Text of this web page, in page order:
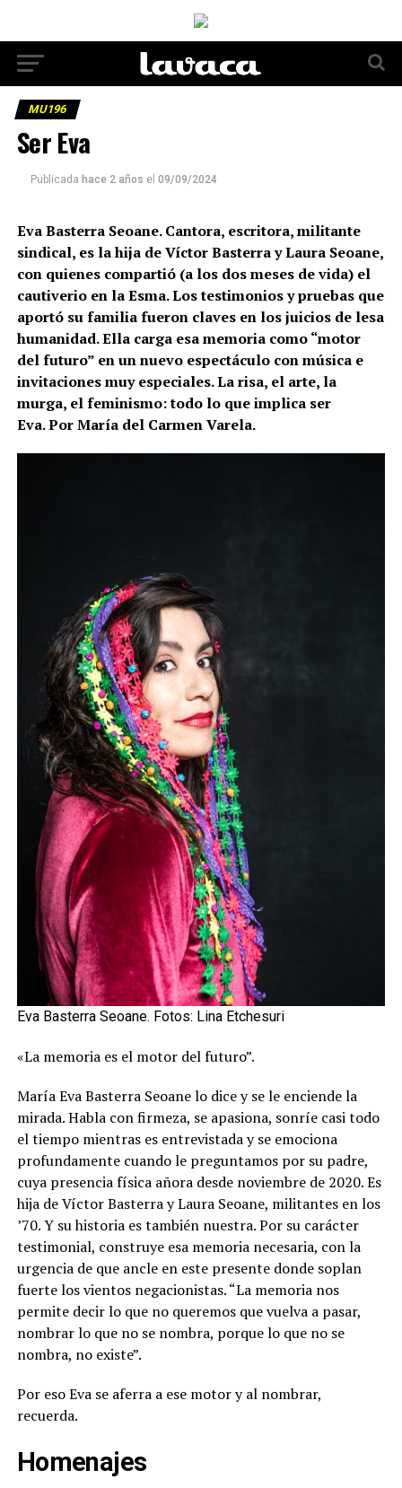
MU196
Ser Eva
Publicada hace 2 años el 09/09/2024
Eva Basterra Seoane. Cantora, escritora, militante
sindical, es la hija de Víctor Basterra y Laura Seoane,
con quienes compartió (a los dos meses de vida) el
cautiverio en la Esma. Los testimonios y pruebas que
aportó su familia fueron claves en los juicios de lesa
humanidad. Ella carga esa memoria como “motor
del futuro” en un nuevo espectáculo con música e
invitaciones muy especiales. La risa, el arte, la
murga, el feminismo: todo lo que implica ser
Eva. Por María del Carmen Varela.
Eva Basterra Seoane. Fotos: Lina Etchesuri
«La memoria es el motor del futuro”.
María Eva Basterra Seoane lo dice y se le enciende la
mirada. Habla con firmeza, se apasiona, sonríe casi todo
el tiempo mientras es entrevistada y se emociona
profundamente cuando le preguntamos por su padre,
cuya presencia física añora desde noviembre de 2020. Es
hija de Víctor Basterra y Laura Seoane, militantes en los
’70. Y su historia es también nuestra. Por su carácter
testimonial, construye esa memoria necesaria, con la
urgencia de que ancle en este presente donde soplan
fuerte los vientos negacionistas. “La memoria nos
permite decir lo que no queremos que vuelva a pasar,
nombrar lo que no se nombra, porque lo que no se
nombra, no existe”.
Por eso Eva se aferra a ese motor y al nombrar,
recuerda.
Homenajes